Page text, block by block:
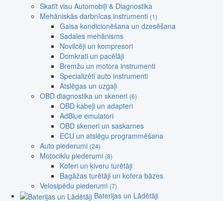
Skatīt visu Automobiļi & Diagnostika
Mehāniskās darbnīcas instrumenti (1)
Gaisa kondicionēšana un dzesēšana
Sadales mehānisms
Novilcēji un kompresori
Domkrati un pacēlāji
Bremžu un motora instrumenti
Specializēti auto instrumenti
Atslēgas un uzgaļi
OBD diagnostika un skeneri (6)
OBD kabeļi un adapteri
AdBlue emulatori
OBD skeneri un saskarnes
ECU un atslēgu programmēšana
Auto piederumi (24)
Motociklu piederumi (8)
Koferi un ķiveru turētāji
Bagāžas turētāji un kofera bāzes
Velosipēdu piederumi (7)
Baterijas un Lādētāji